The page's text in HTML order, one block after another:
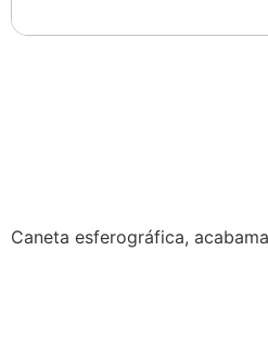
Caneta esferográfica,